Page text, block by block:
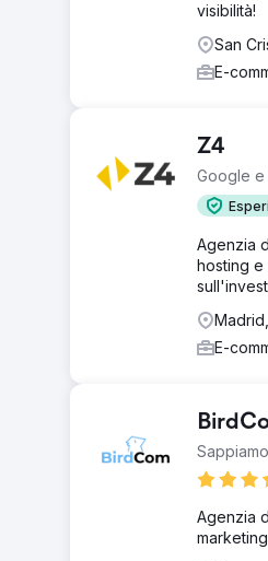
visibilità!
San
E-
Z4
Google e
Agenzia
hosting e
E-
Agenzia